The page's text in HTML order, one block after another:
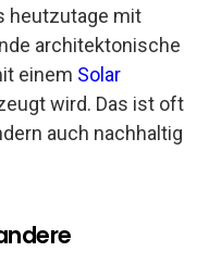
heutzutage mit
architektonische
einem Solar
wird. Das ist oft
auch nachhaltig